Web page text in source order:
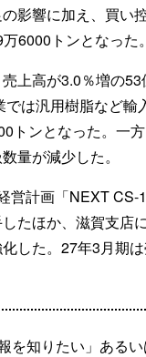
影響に加え、買い
6000トンとなった。
上高が3.0％増の
は汎用樹脂など
トンとなった。一
量が減少した。
営計画「NEXT
たほか、滋賀支店
した。27年3月期
を知りたい」ある